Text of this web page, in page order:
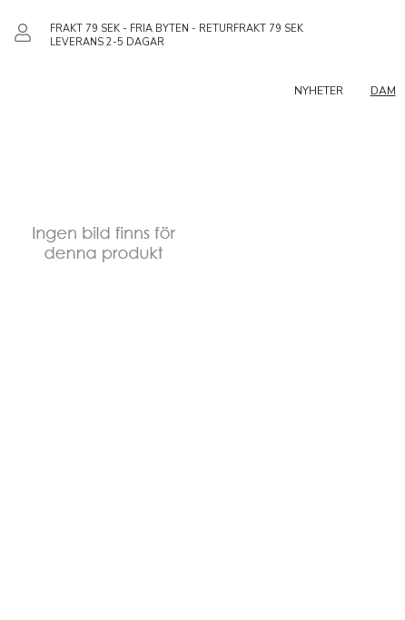
FRAKT 79 SEK - FRIA BYTEN - RETURFRAKT 79 SEK
LEVERANS 2-5 DAGAR
NYHETER DAM